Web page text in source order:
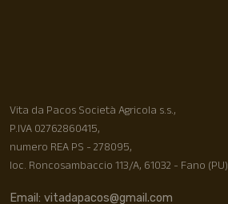
Vita da Pacos Società Agricola s.s.,
P.IVA 02762860415,
numero REA PS - 278095,
loc. Roncosambaccio 113/A, 61032 - Fano (PU)
Email: vitadapacos@gmail.com